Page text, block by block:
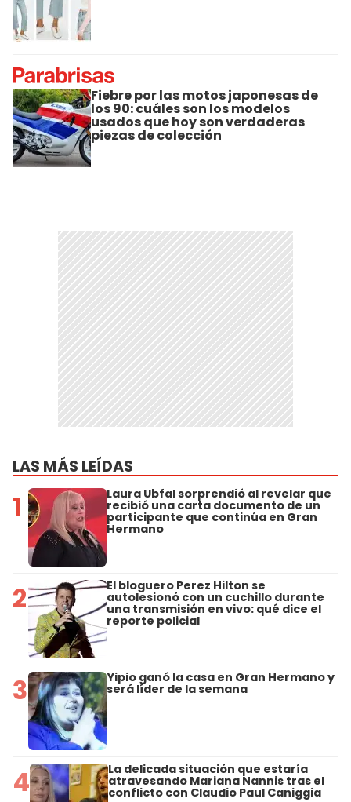
Fiebre por las motos japonesas de
los 90: cuáles son los modelos
usados que hoy son verdaderas
piezas de colección
LAS MÁS LEÍDAS
1 Laura Ubfal sorprendió al revelar que
recibió una carta documento de un
participante que continúa en Gran
Hermano
2 El bloguero Perez Hilton se
autolesionó con un cuchillo durante
una transmisión en vivo: qué dice el
reporte policial
3 Yipio ganó la casa en Gran Hermano y
será líder de la semana
4 La delicada situación que estaría
atravesando Mariana Nannis tras el
conflicto con Claudio Paul Caniggia